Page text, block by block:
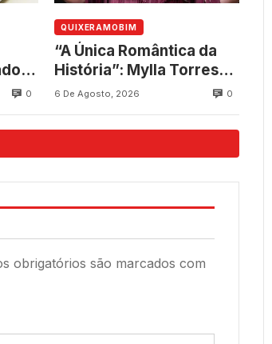
em
0
QUIXERAMOBIM
“A Única Romântica da
História”: Mylla Torres
grava novo audiovisual
6 De Agosto, 2026 0
obrigatórios são marcados com